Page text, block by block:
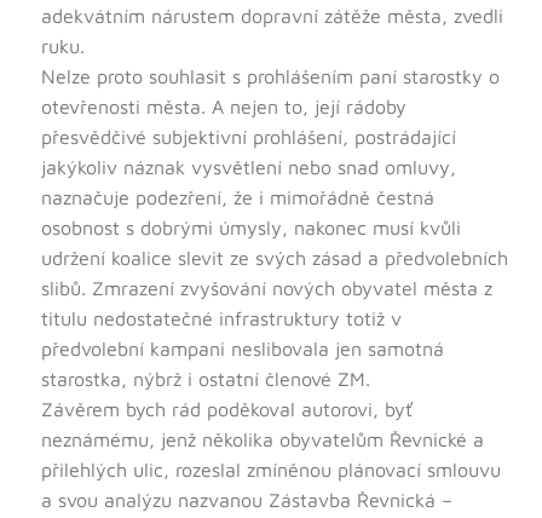
adekvátním nárustem dopravní zátěže města, zvedli
ruku.
Nelze proto souhlasit s prohlášením paní starostky o
otevřenosti města. A nejen to, její rádoby
přesvědčivé subjektivní prohlášení, postrádající
jakýkoliv náznak vysvětlení nebo snad omluvy,
naznačuje podezření, že i mimořádně čestná
osobnost s dobrými úmysly, nakonec musí kvůli
udržení koalice slevit ze svých zásad a předvolebních
slibů. Zmrazení zvyšování nových obyvatel města z
titulu nedostatečné infrastruktury totiž v
předvolební kampani neslibovala jen samotná
starostka, nýbrž i ostatní členové ZM.
Závěrem bych rád poděkoval autorovi, byť
neznámému, jenž několika obyvatelům Řevnické a
přilehlých ulic, rozeslal zmíněnou plánovací smlouvu
a svou analýzu nazvanou Zástavba Řevnická –